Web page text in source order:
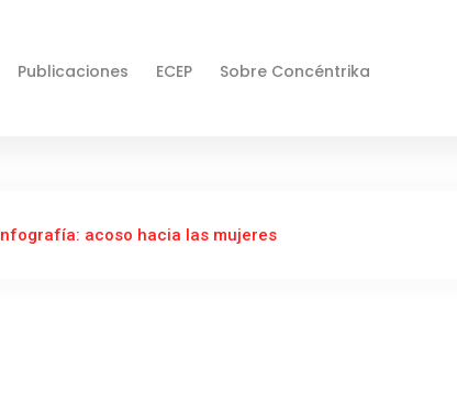
Publicaciones ECEP Sobre Concéntrika
Infografía: acoso hacia las mujeres